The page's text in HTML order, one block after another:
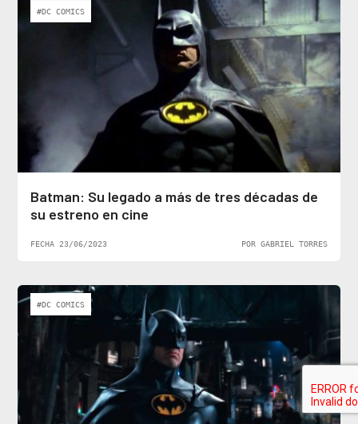
#DC COMICS
Batman: Su legado a más de tres décadas de
su estreno en cine
FECHA 23/06/2023 POR GABRIEL TORRES
#DC COMICS